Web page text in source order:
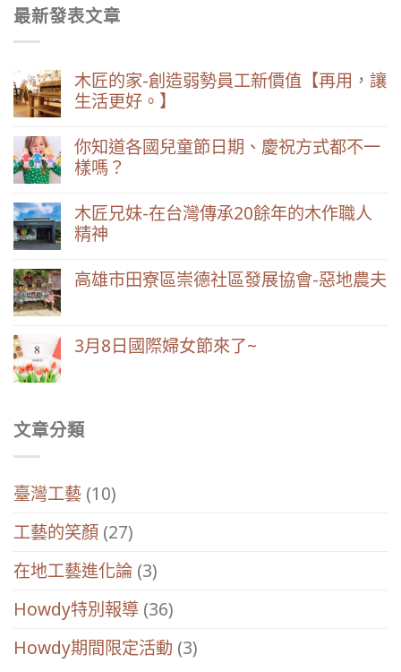
最新發表文章
木匠的家-創造弱勢員工新價值【再用，讓
生活更好。】
你知道各國兒童節日期、慶祝方式都不一
樣嗎？
木匠兄妹-在台灣傳承20餘年的木作職人
精神
高雄市田寮區崇德社區發展協會-惡地農夫
3月8日國際婦女節來了~
文章分類
臺灣工藝 (10)
工藝的笑顏 (27)
在地工藝進化論 (3)
Howdy特別報導 (36)
Howdy期間限定活動 (3)